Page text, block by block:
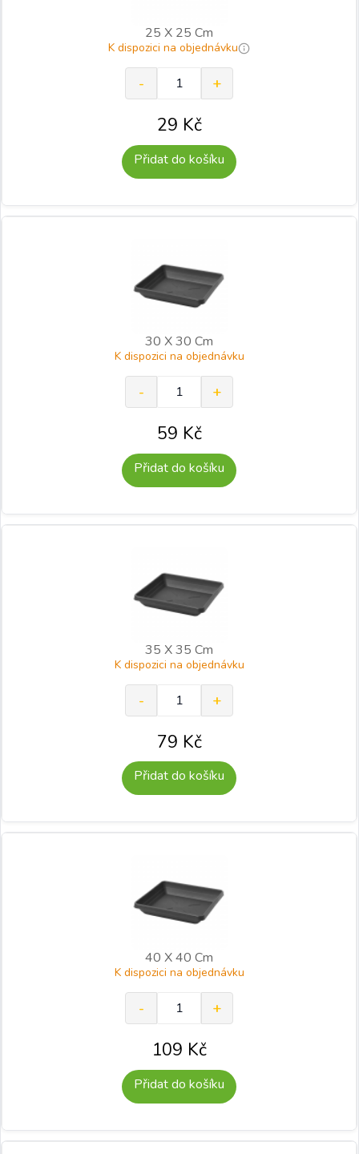
25 X 25 Cm
K dispozici na objednávku
29 Kč
Přidat do košíku
30 X 30 Cm
K dispozici na objednávku
59 Kč
Přidat do košíku
35 X 35 Cm
K dispozici na objednávku
79 Kč
Přidat do košíku
40 X 40 Cm
K dispozici na objednávku
109 Kč
Přidat do košíku